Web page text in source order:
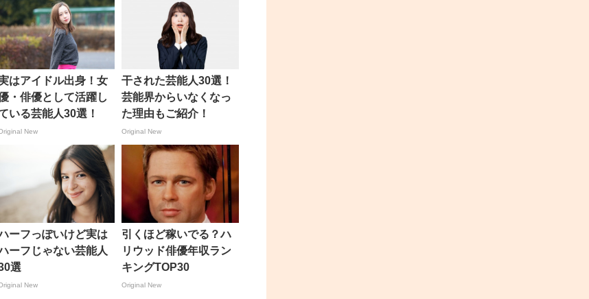
はアイドル出身！女
・俳優として活躍し
いる芸能人30選！
New
干された芸能人30選！
芸能界からいなくなっ
た理由もご紹介！
Original New
ーフっぽいけど実は
ーフじゃない芸能人
選
New
引くほど稼いでる？ハ
リウッド俳優年収ラン
キングTOP30
Original New